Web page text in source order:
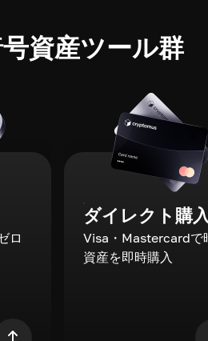
資産ツール群
ロ
ダイレクト購
Visa・Mastercardで
資産を即時購入